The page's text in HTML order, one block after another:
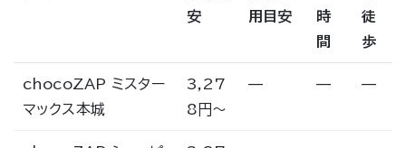
安
用目安
時
間
徒
歩
chocoZAP ミスター
マックス本城
3,27
8円〜
— — —